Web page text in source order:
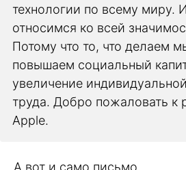
технологии по всему миру.
относимся ко всей
Потому что то, что делаем
повышаем социальный
увеличение
труда. Добро пожаловать к
Apple.
А вот и само письмо.